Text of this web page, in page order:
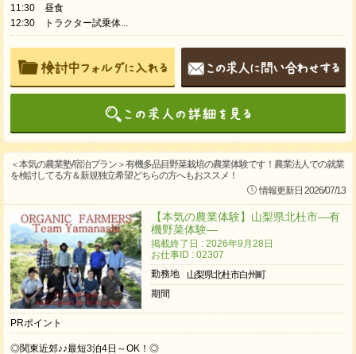
11:30 昼食
12:30 トラクター試乗体...
＜本気の農業塾/宿泊プラン＞有機多品目野菜栽培の農業体験です！農業法人での就業
を検討してる方＆新規独立希望どちらの方へもおススメ！
情報更新日 2026/07/13
【本気の農業体験】山梨県北杜市―有
機野菜体験―
掲載終了日 : 2026年9月28日
お仕事ID : 02307
勤務地
山梨県北杜市白州町
期間
PRポイント
◎関東近郊♪♪最短3泊4日～OK！◎